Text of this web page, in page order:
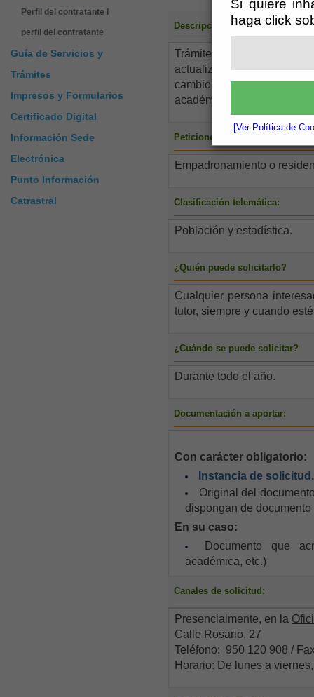
Si quiere
haga click
[Ver Política de
Perfil del contratante I
perfil del contratante
Guía de Servicios y
Trámites
Impresos y Formularios
Certificado Digital
Información Sede
Electrónica
Punto Información
Catrastral
Descripción del trámite:
Trámite mediante el cual
actualización de los
cambio de nombre o
académica, nacionalidad,
Peticiones más comunes:
Empadronamiento o
Clasificación telemática:
Población y estadística.
¿Quién puede solicitarlo?
Cualquier persona
tutor, siempre y cuando
¿Cuándo se puede solicitar?
Durante todo el año.
Documentación a aportar:
Con carácter obligatorio:
Instancia de
Original del
dispongan de
En su caso:
Documento que
académica, etc.)
Canales de solicitud:
Presencialmente, en la
Calle Rosario, 27
Teléfono: 950 120 908 /
Horario: De lunes a